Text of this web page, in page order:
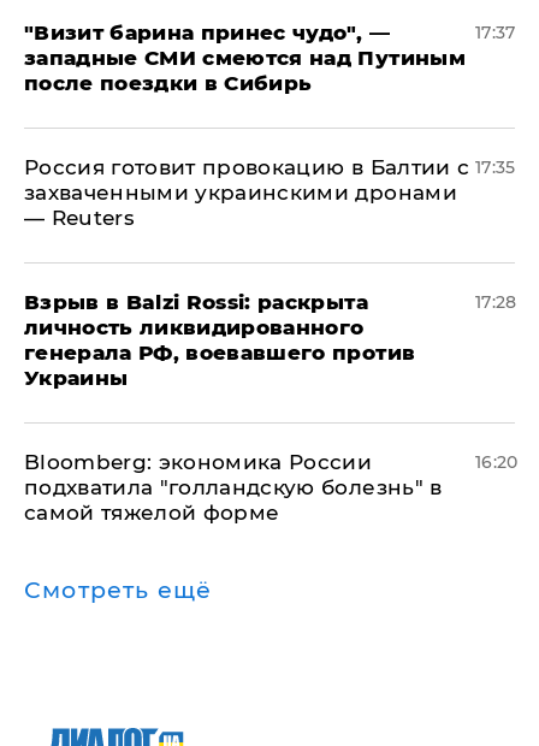
"Визит барина принес чудо", —
западные СМИ смеются над Путиным
после поездки в Сибирь
17:37
​Россия готовит провокацию в Балтии с
захваченными украинскими дронами
— Reuters
17:35
​Взрыв в Balzi Rossi: раскрыта
личность ликвидированного
генерала РФ, воевавшего против
Украины
17:28
Bloomberg: экономика России
подхватила "голландскую болезнь" в
самой тяжелой форме
16:20
Смотреть ещё